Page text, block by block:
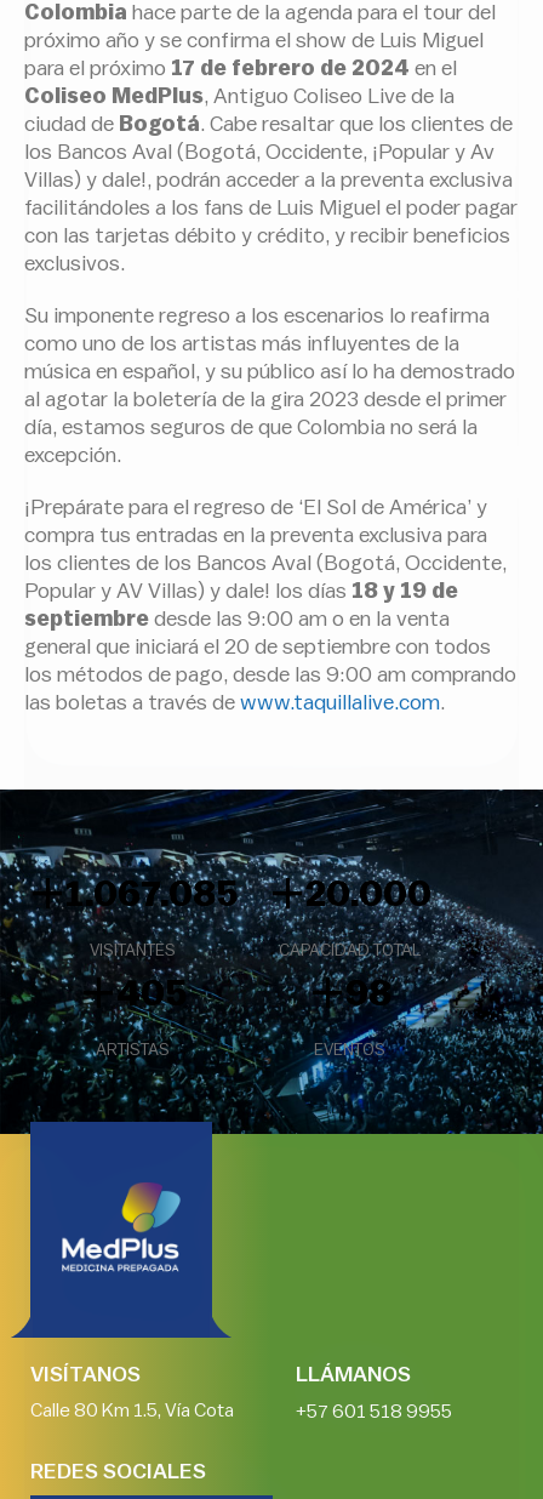
Colombia hace parte de la agenda para el tour del
próximo año y se confirma el show de Luis Miguel
para el próximo 17 de febrero de 2024 en el
Coliseo MedPlus, Antiguo Coliseo Live de la
ciudad de Bogotá. Cabe resaltar que los clientes de
los Bancos Aval (Bogotá, Occidente, ¡Popular y Av
Villas) y dale!, podrán acceder a la preventa exclusiva
facilitándoles a los fans de Luis Miguel el poder pagar
con las tarjetas débito y crédito, y recibir beneficios
exclusivos.
Su imponente regreso a los escenarios lo reafirma
como uno de los artistas más influyentes de la
música en español, y su público así lo ha demostrado
al agotar la boletería de la gira 2023 desde el primer
día, estamos seguros de que Colombia no será la
excepción.
¡Prepárate para el regreso de ‘El Sol de América’ y
compra tus entradas en la preventa exclusiva para
los clientes de los Bancos Aval (Bogotá, Occidente,
Popular y AV Villas) y dale! los días 18 y 19 de
septiembre desde las 9:00 am o en la venta
general que iniciará el 20 de septiembre con todos
los métodos de pago, desde las 9:00 am comprando
las boletas a través de www.taquillalive.com.
+1.097.418
VISITANTES
+20.000
CAPACIDAD TOTAL
+405
ARTISTAS
+98
EVENTOS
VISÍTANOS
Calle 80 Km 1.5, Vía Cota
LLÁMANOS
+57 601 518 9955
REDES SOCIALES